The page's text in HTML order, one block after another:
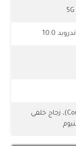
واجهة زجاجية (Corning Gorilla 6)، زجاج خلفي